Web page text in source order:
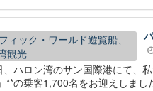
、ハロン湾のサン国際港にて、
**の乗客1,700名をお迎えしまし